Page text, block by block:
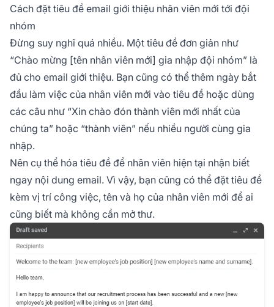
Cách đặt tiêu đề email giới thiệu nhân viên mới tới đội
nhóm
Đừng suy nghĩ quá nhiều. Một tiêu đề đơn giản như
“Chào mừng [tên nhân viên mới] gia nhập đội nhóm” là
đủ cho email giới thiệu. Bạn cũng có thể thêm ngày bắt
đầu làm việc của nhân viên mới vào tiêu đề hoặc dùng
các câu như “Xin chào đón thành viên mới nhất của
chúng ta” hoặc “thành viên” nếu nhiều người cùng gia
nhập.
Nên cụ thể hóa tiêu đề để nhân viên hiện tại nhận biết
ngay nội dung email. Vì vậy, bạn cũng có thể đặt tiêu đề
kèm vị trí công việc, tên và họ của nhân viên mới để ai
cũng biết mà không cần mở thư.